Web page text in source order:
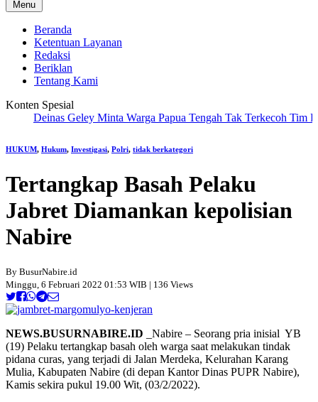
Menu
Beranda
Ketentuan Layanan
Redaksi
Beriklan
Tentang Kami
Konten Spesial
Deinas Geley Minta Warga Papua Tengah Tak Terkecoh Tim
HUKUM, Hukum, Investigasi, Polri, tidak berkategori
Tertangkap Basah Pelaku
Jabret Diamankan kepolisian
Nabire
By BusurNabire.id
Minggu, 6 Februari 2022 01:53 WIB | 136 Views
NEWS.BUSURNABIRE.ID _Nabire – Seorang pria inisial YB
(19) Pelaku tertangkap basah oleh warga saat melakukan tindak
pidana curas, yang terjadi di Jalan Merdeka, Kelurahan Karang
Mulia, Kabupaten Nabire (di depan Kantor Dinas PUPR Nabire),
Kamis sekira pukul 19.00 Wit, (03/2/2022).